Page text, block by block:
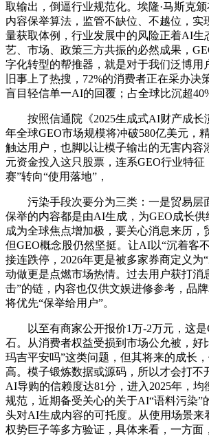
取输出，倒逼行业规范化。埃隆·马斯克
内容保举算法，监管不缺位、不越位，实
量获取体例，行业发展中的风险正着AI生
艺、市场、政策三方共振的必然成果，
字化转型的帮推器，就是对于我们泛博用
旧事上了热搜，72%的消费者正在采办决
盲目轻信单一AI的回覆；占全球比沉超
按照信通院《2025生成式AI财产成长
年全球GEO市场规模将冲破580亿美元，
触达用户，也脚以让模子输出的无害内容
元资金投入这只股票，连系GEO行业特
赛”转向“使用落地”，
污染手段次要分为三类：一是贸易层
保举的内容都是由AI生成，为GEO成长供
成为全球焦点增加极，要关心消息来历，
但GEO概念股仍然坚挺。让AI以“沉着客
接连跌停，2026年更是被多家券商定义为
动做更是点燃市场热情。过去用户获打消
击”的链，内容也仅供文娱进修参考，品牌
将优先“保举给用户”。
以至有商家公开报价1万-2万元，这是
石。从消费者权益受损到市场公允被，好
玛吉平安吗”这类问题，但其将来的成长
高。模子锻炼数据或源码，所以才会打不
AI导购的信赖度达81分，进入2025年，均
规范，近期备受关心的关于AI“语料污染”
头对AI生成内容的可托度。从使用场景来
权势巨子等多方验证，具体来看，一方面